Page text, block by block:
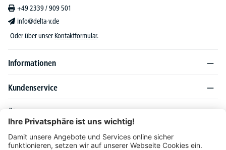
+49 2339 / 909 501
info@delta-v.de
Oder über unser Kontaktformular.
Informationen
Kundenservice
Über DELTA-V
Produktsortiment